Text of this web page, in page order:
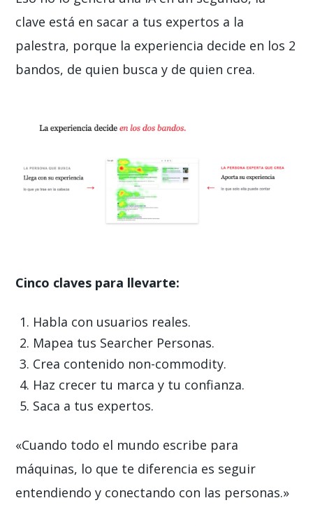
clave está en sacar a tus expertos a la
palestra, porque la experiencia decide en los 2
bandos, de quien busca y de quien crea.
Cinco claves para llevarte:
Habla con usuarios reales.
Mapea tus Searcher Personas.
Crea contenido non-commodity.
Haz crecer tu marca y tu confianza.
Saca a tus expertos.
«Cuando todo el mundo escribe para
máquinas, lo que te diferencia es seguir
entendiendo y conectando con las personas.»